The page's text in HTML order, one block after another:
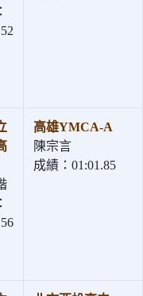
高雄YMCA-A
陳宗言
成績：01:01.85